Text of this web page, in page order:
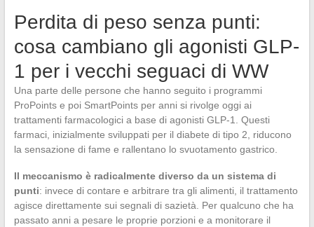
Perdita di peso senza punti:
cosa cambiano gli agonisti GLP-
1 per i vecchi seguaci di WW
Una parte delle persone che hanno seguito i programmi
ProPoints e poi SmartPoints per anni si rivolge oggi ai
trattamenti farmacologici a base di agonisti GLP-1. Questi
farmaci, inizialmente sviluppati per il diabete di tipo 2, riducono
la sensazione di fame e rallentano lo svuotamento gastrico.
Il meccanismo è radicalmente diverso da un sistema di
punti: invece di contare e arbitrare tra gli alimenti, il trattamento
agisce direttamente sui segnali di sazietà. Per qualcuno che ha
passato anni a pesare le proprie porzioni e a monitorare il